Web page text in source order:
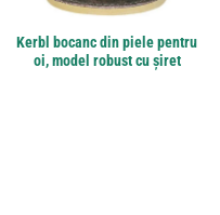
Kerbl bocanc din piele pentru
oi, model robust cu șiret